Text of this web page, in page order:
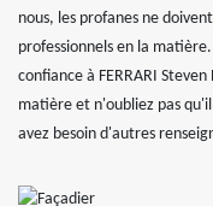
nous, les profanes ne
professionnels en la
confiance à FERRARI
matière et n'oubliez pas
avez besoin d'autres